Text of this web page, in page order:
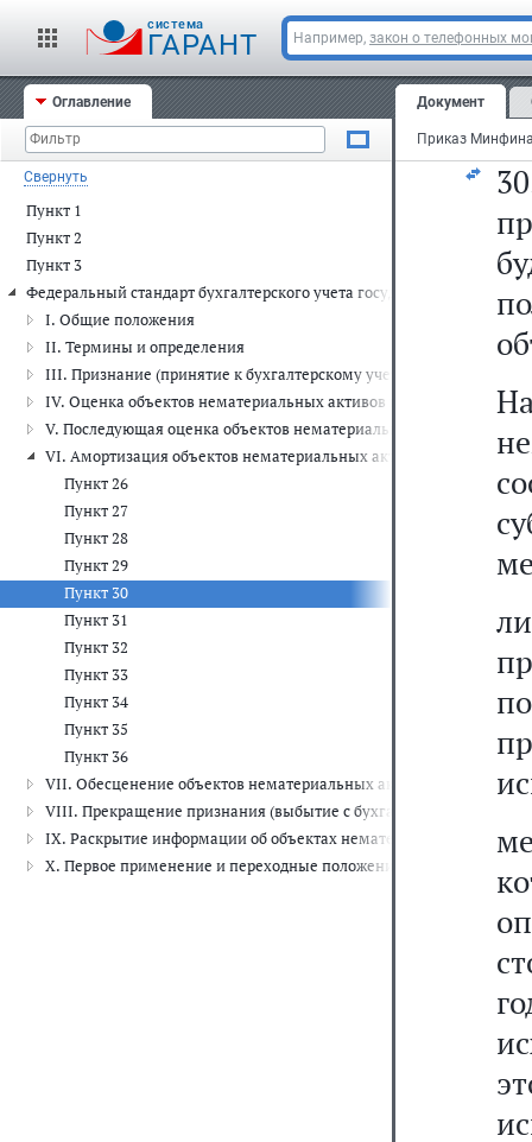
cистема
ГАРАНТ Например, закон о телефонных
Оглавление
Свернуть
Пункт 1
Пункт 2
Пункт 3
Федеральный стандарт бухгалтерского учета государственных
I. Общие положения
II. Термины и определения
III. Признание (принятие к бухгалтерскому учету) объектов
IV. Оценка объектов нематериальных активов при их признании
V. Последующая оценка объектов нематериальных активов
VI. Амортизация объектов нематериальных активов
Пункт 26
Пункт 27
Пункт 28
Пункт 29
Пункт 30
Пункт 31
Пункт 32
Пункт 33
Пункт 34
Пункт 35
Пункт 36
VII. Обесценение объектов нематериальных активов
VIII. Прекращение признания (выбытие с бухгалтерского учета)
IX. Раскрытие информации об объектах нематериальных активов
X. Первое применение и переходные положения
Документ